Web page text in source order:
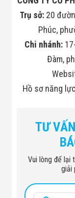
Trụ sở: 20
Phúc,
Chi nhánh:
Đàm,
Hồ sơ năng
TƯ
Vui lòng để lại
giải